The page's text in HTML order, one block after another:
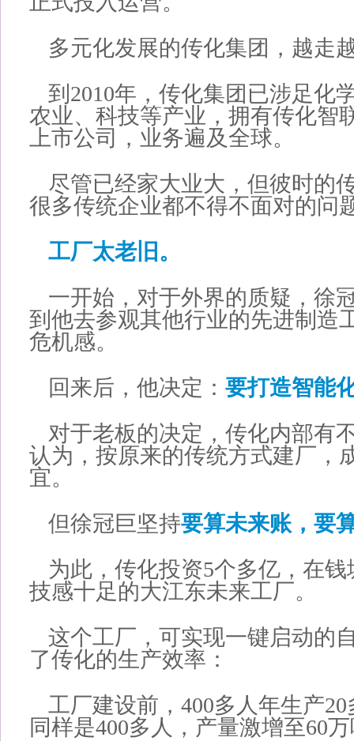
多元化发展的传化集团，越走
到2010年，传化集团已涉足化
农业、科技等产业，拥有传化智
上市公司，业务遍及全球。
尽管已经家大业大，但彼时的
很多传统企业都不得不面对的问
工厂太老旧。
一开始，对于外界的质疑，徐
到他去参观其他行业的先进制造
危机感。
回来后，他决定： 要打造智能
对于老板的决定，传化内部有
认为，按原来的传统方式建厂，
宜。
但徐冠巨坚持要算未来账，要
为此，传化投资5个多亿，在
技感十足的大江东未来工厂。
这个工厂，可实现一键启动的
了传化的生产效率：
工厂建设前，400多人年生产
同样是400多人，产量激增至60